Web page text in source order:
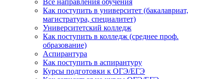
Все направления обучения
Как поступить в университет (бакалавриат,
магистратура, специалитет)
Университетский колледж
Как поступить в колледж (среднее проф.
образование)
Аспирантура
Как поступить в аспирантуру
Курсы подготовки к ОГЭ/ЕГЭ